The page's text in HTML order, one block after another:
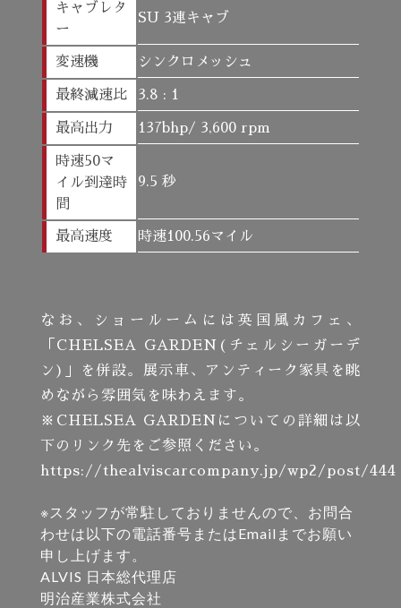
キャブレタ
ー
SU 3連キャブ
変速機 シンクロメッシュ
最終減速比 3.8 : 1
最高出力 137bhp/ 3,600 rpm
時速50マ
イル到達時
間
9.5 秒
最高速度 時速100.56マイル
なお、ショールームには英国風カフェ、
「CHELSEA GARDEN(チェルシーガーデ
ン)」を併設。展示車、アンティーク家具を眺
めながら雰囲気を味わえます。
※CHELSEA GARDENについての詳細は以
下のリンク先をご参照ください。
https://thealviscarcompany.jp/wp2/post/444
※スタッフが常駐しておりませんので、お問合
わせは以下の電話番号またはEmailまでお願い
申し上げます。
ALVIS 日本総代理店
明治産業株式会社